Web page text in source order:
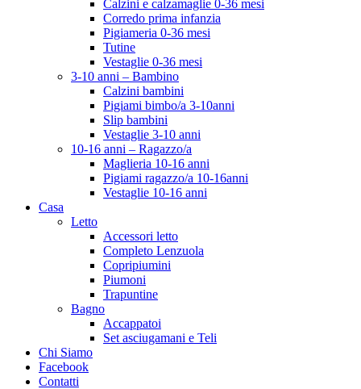
Calzini e calzamaglie 0-36 mesi
Corredo prima infanzia
Pigiameria 0-36 mesi
Tutine
Vestaglie 0-36 mesi
3-10 anni – Bambino
Calzini bambini
Pigiami bimbo/a 3-10anni
Slip bambini
Vestaglie 3-10 anni
10-16 anni – Ragazzo/a
Maglieria 10-16 anni
Pigiami ragazzo/a 10-16anni
Vestaglie 10-16 anni
Casa
Letto
Accessori letto
Completo Lenzuola
Copripiumini
Piumoni
Trapuntine
Bagno
Accappatoi
Set asciugamani e Teli
Chi Siamo
Facebook
Contatti